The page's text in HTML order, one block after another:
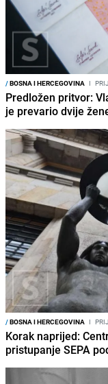
/BOSNA I HERCEGOVINA I
Predložen pritvor:
je prevario dvije
/BOSNA I HERCEGOVINA I
Korak naprijed:
pristupanje SEPA